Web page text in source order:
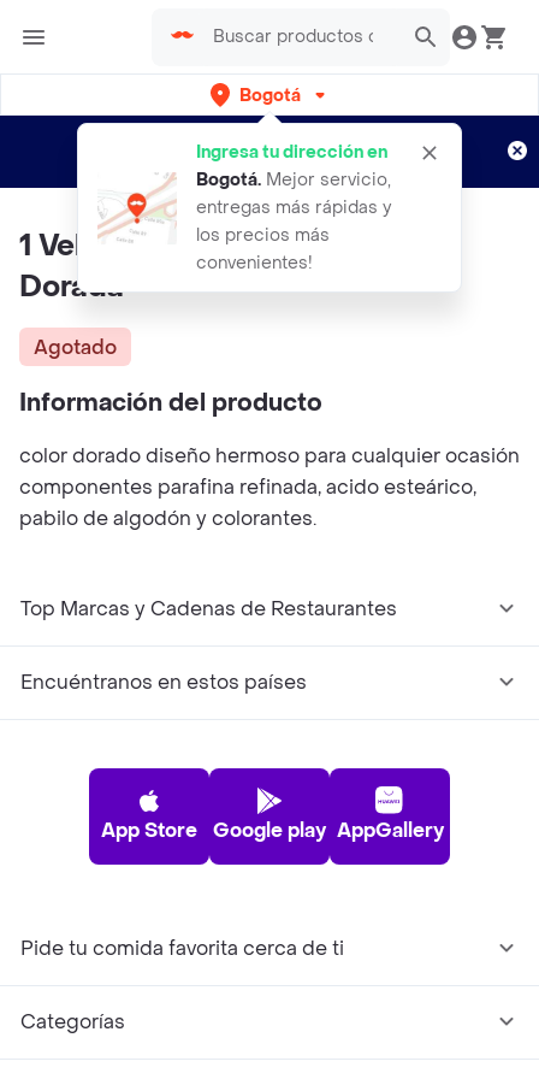
Bogotá
Ingresa tu dirección en
Bogotá. Mejor servicio,
entregas más rápidas y
los precios más
convenientes!
envíos gratis por semanas
Aplican TyC
1 Vela Signo De Interrogación
Dorada
Agotado
Información del producto
color dorado diseño hermoso para cualquier ocasión
componentes parafina refinada, acido esteárico,
pabilo de algodón y colorantes.
Top Marcas y Cadenas de Restaurantes
Encuéntranos en estos países
App Store Google play AppGallery
Pide tu comida favorita cerca de ti
Categorías